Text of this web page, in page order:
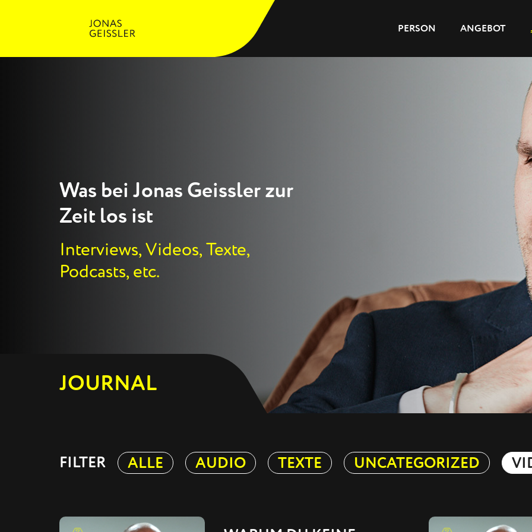
PERSON ANGEBOT
Was bei Jonas Geissler zur
Zeit los ist
Interviews, Videos, Texte,
Podcasts, etc.
JOURNAL
FILTER ALLE AUDIO TEXTE UNCATEGORIZED